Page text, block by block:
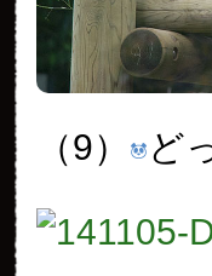
（9） ど